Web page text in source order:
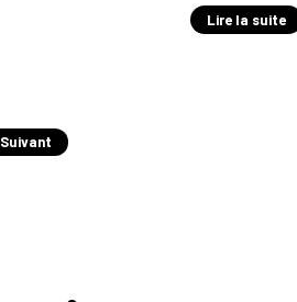
Lire la suite
Suivant